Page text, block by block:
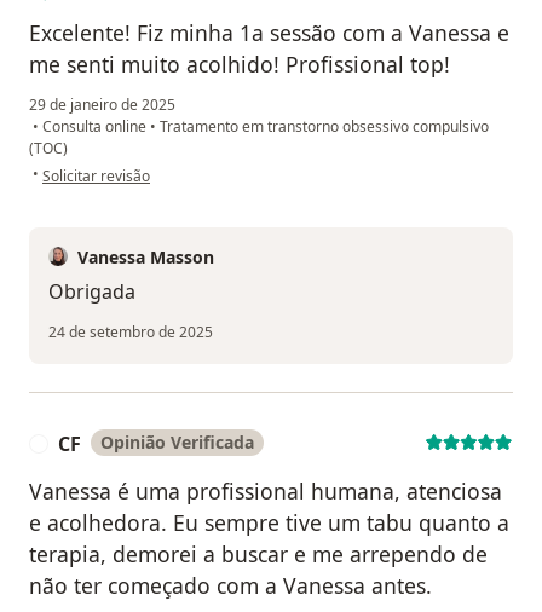
Excelente! Fiz minha 1a sessão com a Vanessa e
me senti muito acolhido! Profissional top!
29 de janeiro de 2025
• Consulta online • Tratamento em transtorno obsessivo compulsivo
(TOC)
• na opinião do utilizador Rafael
Solicitar revisão
Vanessa Masson
Obrigada
24 de setembro de 2025
CF Opinião Verificada
Vanessa é uma profissional humana, atenciosa
e acolhedora. Eu sempre tive um tabu quanto a
terapia, demorei a buscar e me arrependo de
não ter começado com a Vanessa antes.